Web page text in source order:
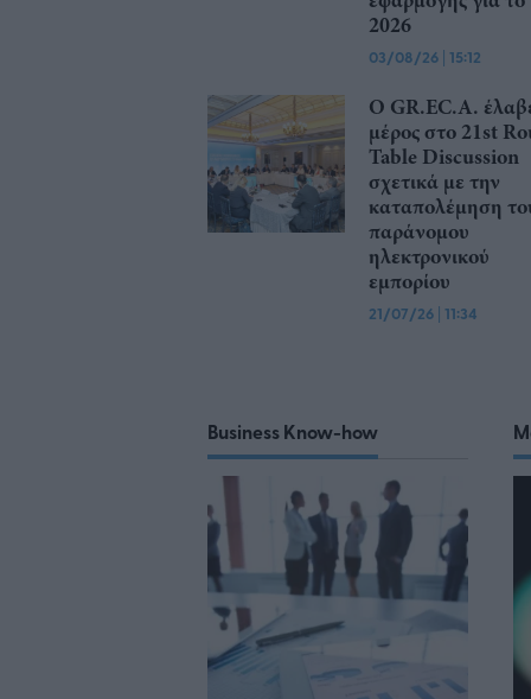
2026
03/08/26 | 15:12
Ο GR.EC.A.
μέρος στο 21st
Table Discussion
σχετικά με την
καταπολέμηση
παράνομου
ηλεκτρονικού
εμπορίου
21/07/26 | 11:34
Business Know-how